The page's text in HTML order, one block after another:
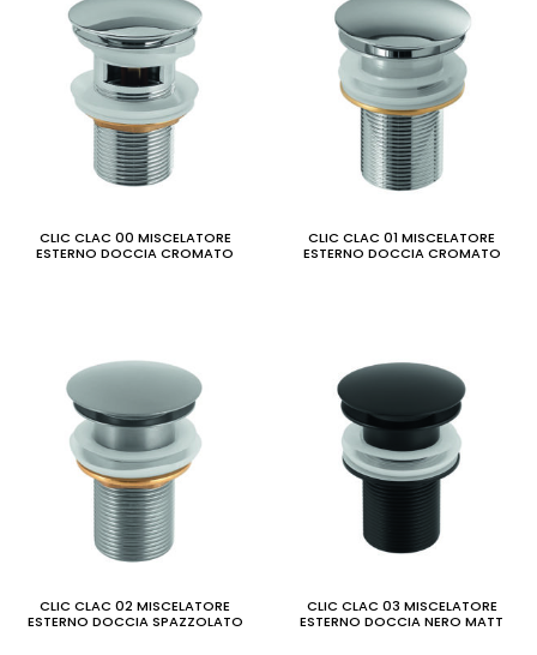
CLIC CLAC 00 MISCELATORE
ESTERNO DOCCIA CROMATO
CLIC CLAC 01 MISCELATORE
ESTERNO DOCCIA CROMATO
CLIC CLAC 02 MISCELATORE
ESTERNO DOCCIA SPAZZOLATO
CLIC CLAC 03 MISCELATORE
ESTERNO DOCCIA NERO MATT